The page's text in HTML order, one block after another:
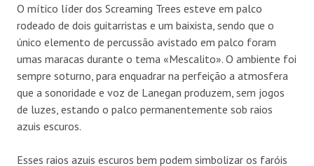
O mítico líder dos Screaming Trees esteve em palco
rodeado de dois guitarristas e um baixista, sendo que o
único elemento de percussão avistado em palco foram
umas maracas durante o tema «Mescalito». O ambiente foi
sempre soturno, para enquadrar na perfeição a atmosfera
que a sonoridade e voz de Lanegan produzem, sem jogos
de luzes, estando o palco permanentemente sob raios
azuis escuros.
Esses raios azuis escuros bem podem simbolizar os faróis